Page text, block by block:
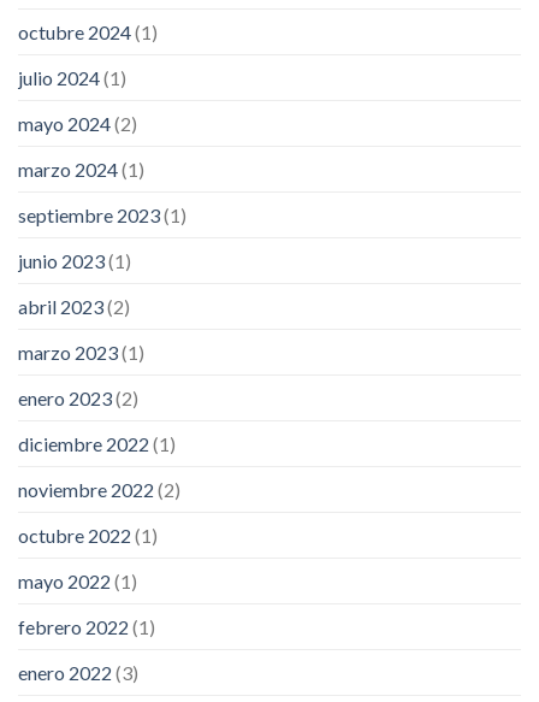
octubre 2024(1)
julio 2024(1)
mayo 2024(2)
marzo 2024(1)
septiembre 2023(1)
junio 2023(1)
abril 2023(2)
marzo 2023(1)
enero 2023(2)
diciembre 2022 (1)
noviembre 2022 (2)
octubre 2022 (1)
mayo 2022 (1)
febrero 2022 (1)
enero 2022 (3)